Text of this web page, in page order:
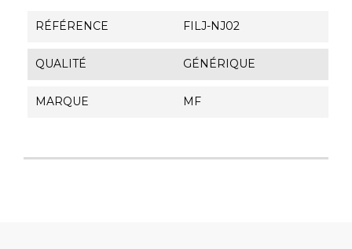
RÉFÉRENCE FILJ-NJ02
QUALITÉ GÉNÉRIQUE
MARQUE MF